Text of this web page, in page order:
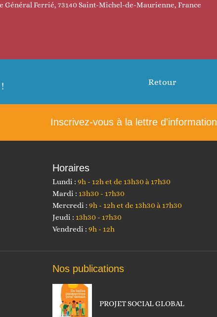
Général Ferrié, 73140 Saint-Michel-de-Maurienne, France
Retour
Inscrivez-vous à la lettre d'information
Horaires
Lundi : 9h - 12h et de 13h30 à 17h30
Mardi : 13h30 - 17h30
Mercredi : 9h - 12h et de 13h30 à 17h30
Jeudi : 13h30 - 17h30
Vendredi : 9h - 12h
Nos publications
PROJET SOCIAL GLOBAL